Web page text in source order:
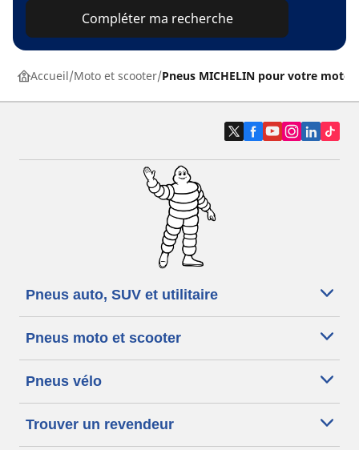
Compléter ma recherche
Accueil Moto et scooter Pneus MICHELIN pour votre moto
Pneus auto, SUV et utilitaire
Pneus moto et scooter
Pneus vélo
Trouver un revendeur